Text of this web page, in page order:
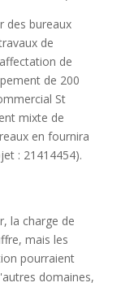
des bureaux
de
de
de 200
St
mixte de
en fournira
: 21414454).
la charge de
mais les
pourraient
domaines,